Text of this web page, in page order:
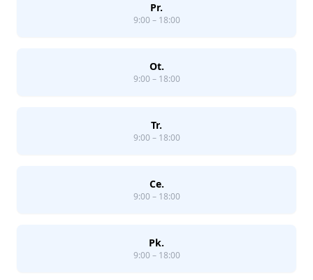
Pr.
9:00 – 18:00
Ot.
9:00 – 18:00
Tr.
9:00 – 18:00
Ce.
9:00 – 18:00
Pk.
9:00 – 18:00